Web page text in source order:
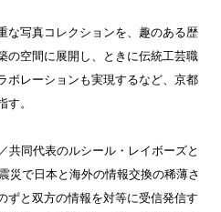
な写真コレクションを、趣のある歴
の空間に展開し、ときに伝統工芸職
ボレーションも実現するなど、京都
。
共同代表のルシール・レイボーズと
災で日本と海外の情報交換の稀薄さ
ずと双方の情報を対等に受信発信す